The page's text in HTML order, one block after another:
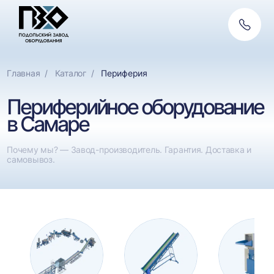
связь
Главная Каталог Периферия
Периферийное оборудование
в Самаре
Почему мы? — Завод-производитель. Гарантия. Доставка и
самовывоз.